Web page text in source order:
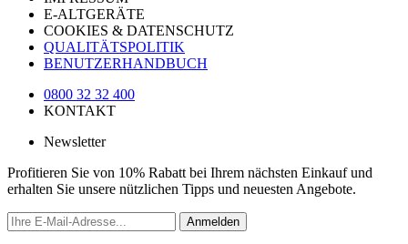
E-ALTGERÄTE
COOKIES & DATENSCHUTZ
QUALITÄTSPOLITIK
BENUTZERHANDBUCH
0800 32 32 400
KONTAKT
Newsletter
Profitieren Sie von 10% Rabatt bei Ihrem nächsten Einkauf und
erhalten Sie unsere nützlichen Tipps und neuesten Angebote.
Anmelden